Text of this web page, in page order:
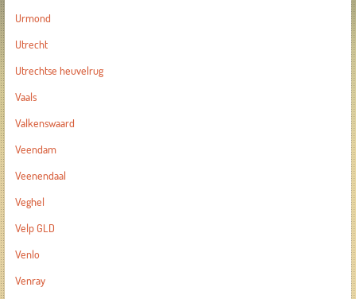
Urmond
Utrecht
Utrechtse heuvelrug
Vaals
Valkenswaard
Veendam
Veenendaal
Veghel
Velp GLD
Venlo
Venray